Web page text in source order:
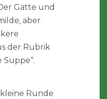
Gatte und
aber
der Rubrik
Suppe“.
Runde